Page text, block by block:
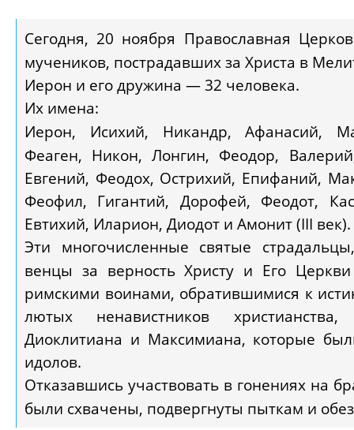
Сегодня, 20 ноября Православная
мучеников, пострадавших за Христа в
Иерон и его дружина — 32 человека.
Их имена:
Иерон, Исихий, Никандр, Афанасий,
Феаген, Никон, Лонгин, Феодор,
Евгений, Феодох, Острихий, Епифаний,
Феофил, Гигантий, Дорофей, Феодот,
Евтихий, Иларион, Диодот и Амонит (III век).
Эти многочисленные святые
венцы за верность Христу и Его
римскими воинами, обратившимися к
лютых ненавистников христианства,
Диоклитиана и Максимиана, которые
идолов.
Отказавшись участвовать в гонениях на
были схвачены, подвергнуты пыткам и